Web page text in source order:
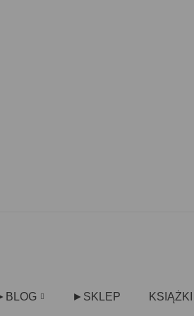
►SKLEP KSIĄŻKI